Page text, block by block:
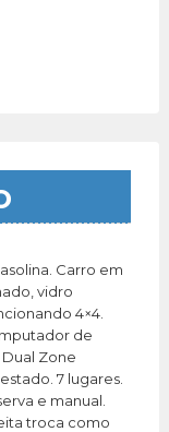
Carro em
vidro
4×4.
de
Zone
7 lugares.
e manual.
troca como